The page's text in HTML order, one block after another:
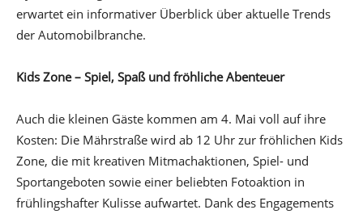
erwartet ein informativer Überblick über aktuelle Trends
der Automobilbranche.
Kids Zone – Spiel, Spaß und fröhliche Abenteuer
Auch die kleinen Gäste kommen am 4. Mai voll auf ihre
Kosten: Die Mährstraße wird ab 12 Uhr zur fröhlichen Kids
Zone, die mit kreativen Mitmachaktionen, Spiel- und
Sportangeboten sowie einer beliebten Fotoaktion in
frühlingshafter Kulisse aufwartet. Dank des Engagements